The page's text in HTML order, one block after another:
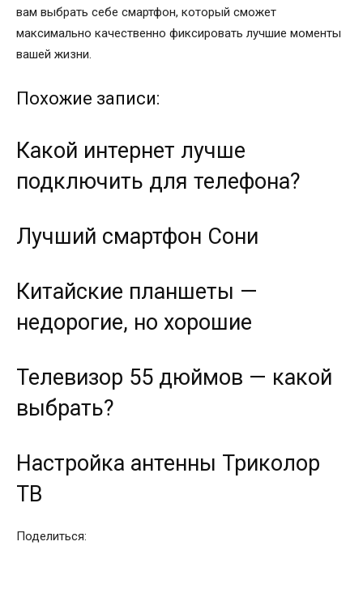
вам выбрать себе смартфон, который сможет
максимально качественно фиксировать лучшие моменты
вашей жизни.
Похожие записи:
Какой интернет лучше
подключить для телефона?
Лучший смартфон Сони
Китайские планшеты —
недорогие, но хорошие
Телевизор 55 дюймов — какой
выбрать?
Настройка антенны Триколор
ТВ
Поделиться: